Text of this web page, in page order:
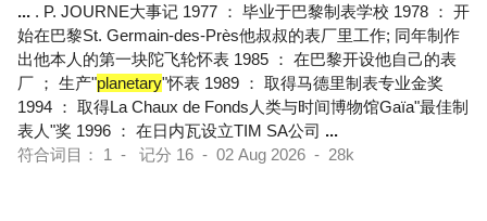
... . P. JOURNE大事记 1977 ： 毕业于巴黎制表学校 1978 ： 开
始在巴黎St. Germain-des-Près他叔叔的表厂里工作; 同年制作
出他本人的第一块陀飞轮怀表 1985 ： 在巴黎开设他自己的表
厂 ； 生产"planetary"怀表 1989 ： 取得马德里制表专业金奖
1994 ： 取得La Chaux de Fonds人类与时间博物馆Gaïa"最佳制
表人"奖 1996 ： 在日内瓦设立TIM SA公司 ...
符合词目： 1 - 记分 16 - 02 Aug 2026 - 28k